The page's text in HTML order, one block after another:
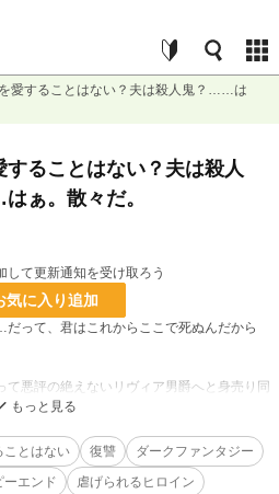
愛することはない？夫は殺人鬼？……は
することはない？夫は殺人
ぁ。散々だ。
して更新通知を受け取ろう
気に入り追加
って、君はこれからここで死ぬんだから
悪評の絶えないリヴィア男爵へと身売り同
サイコパスな告白を聞かされるなんて。
をついた。
なあ」
ことはない 復讐
ダークファンタジー
ーエンド 虐げられるヒロイン